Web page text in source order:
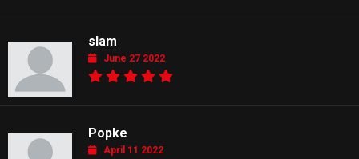
slam
June 27 2022
Popke
April 11 2022